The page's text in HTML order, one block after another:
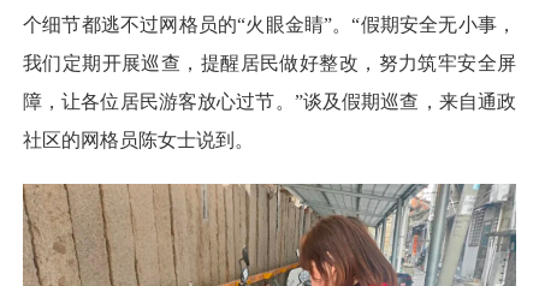
个细节都逃不过网格员的“火眼金睛”。“假期安全无小事，
我们定期开展巡查，提醒居民做好整改，努力筑牢安全屏
障，让各位居民游客放心过节。”谈及假期巡查，来自通政
社区的网格员陈女士说到。